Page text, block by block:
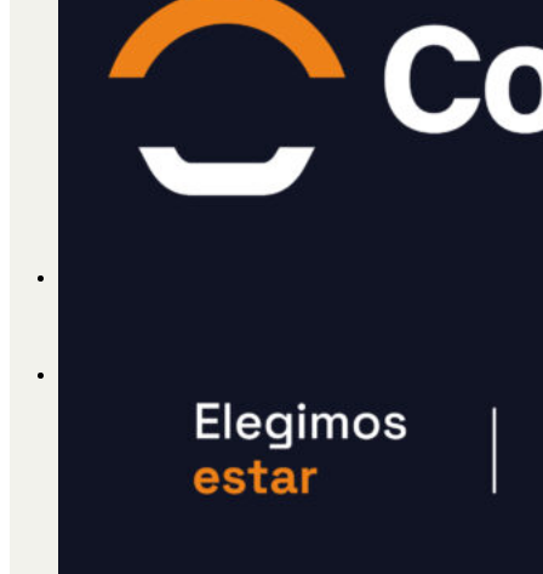
Cátedra Bailable 2018
ADHERITE!